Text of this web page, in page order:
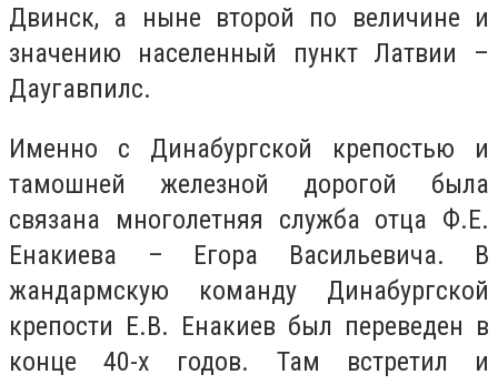
Двинск, а ныне второй по величине и
значению населенный пункт Латвии –
Даугавпилс.
Именно с Динабургской крепостью и
тамошней железной дорогой была
связана многолетняя служба отца Ф.Е.
Енакиева – Егора Васильевича. В
жандармскую команду Динабургской
крепости Е.В. Енакиев был переведен в
конце 40-х годов. Там встретил и